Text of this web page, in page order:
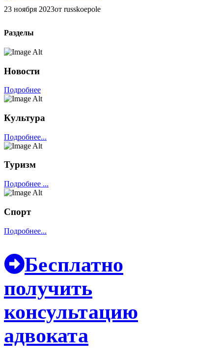
23 ноября 2023от russkoepole
Разделы
Новости
Подробнее
Культура
Подробнее...
Туризм
Подробнее ...
Спорт
Подробнее...
Бесплатно
получить
консультацию
адвоката